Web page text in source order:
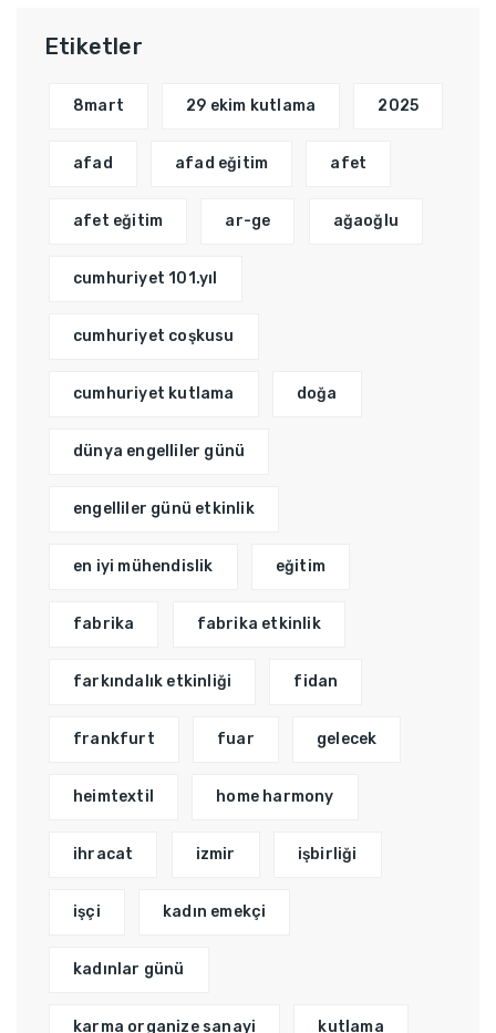
Etiketler
8mart 29 ekim kutlama 2025
afad afad eğitim afet
afet eğitim ar-ge ağaoğlu
cumhuriyet 101.yıl
cumhuriyet coşkusu
cumhuriyet kutlama doğa
dünya engelliler günü
engelliler günü etkinlik
en iyi mühendislik eğitim
fabrika fabrika etkinlik
farkındalık etkinliği fidan
frankfurt fuar gelecek
heimtextil home harmony
ihracat izmir işbirliği
işçi kadın emekçi
kadınlar günü
karma organize sanayi kutlama